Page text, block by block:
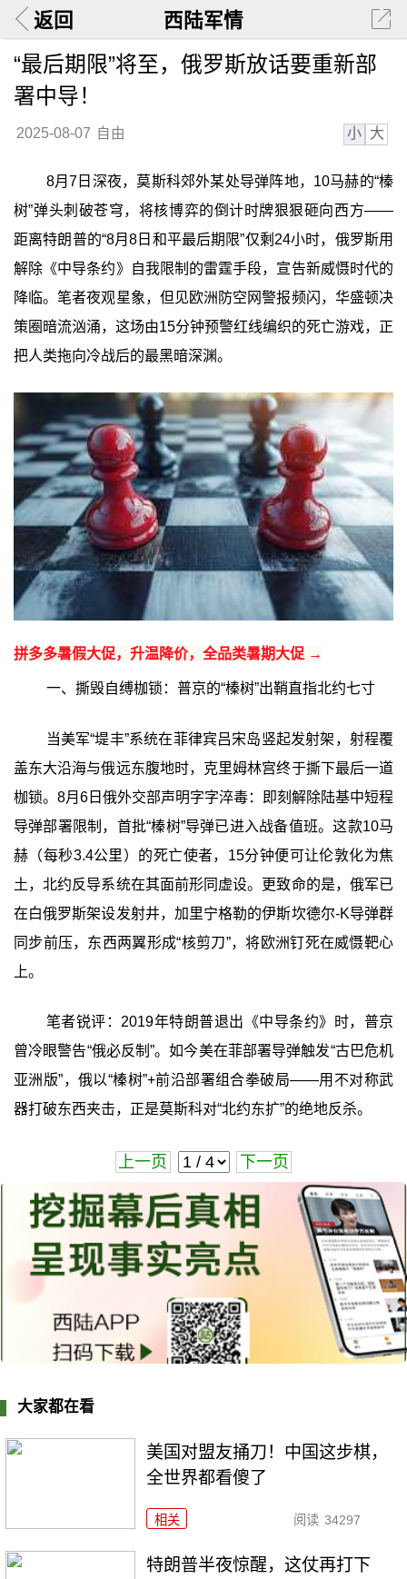
返回 西陆军情
“最后期限”将至，俄罗斯放话要重新部
署中导！
2025-08-07 自由 小 大
8月7日深夜，莫斯科郊外某处导弹阵地，10马赫的“榛
树”弹头刺破苍穹，将核博弈的倒计时牌狠狠砸向西方——
距离特朗普的“8月8日和平最后期限”仅剩24小时，俄罗斯用
解除《中导条约》自我限制的雷霆手段，宣告新威慑时代的
降临。笔者夜观星象，但见欧洲防空网警报频闪，华盛顿决
策圈暗流汹涌，这场由15分钟预警红线编织的死亡游戏，正
把人类拖向冷战后的最黑暗深渊。
拼多多暑假大促，升温降价，全品类暑期大促 →
一、撕毁自缚枷锁：普京的“榛树”出鞘直指北约七寸
当美军“堤丰”系统在菲律宾吕宋岛竖起发射架，射程覆
盖东大沿海与俄远东腹地时，克里姆林宫终于撕下最后一道
枷锁。8月6日俄外交部声明字字淬毒：即刻解除陆基中短程
导弹部署限制，首批“榛树”导弹已进入战备值班。这款10马
赫（每秒3.4公里）的死亡使者，15分钟便可让伦敦化为焦
土，北约反导系统在其面前形同虚设。更致命的是，俄军已
在白俄罗斯架设发射井，加里宁格勒的伊斯坎德尔-K导弹群
同步前压，东西两翼形成“核剪刀”，将欧洲钉死在威慑靶心
上。
笔者锐评：2019年特朗普退出《中导条约》时，普京
曾冷眼警告“俄必反制”。如今美在菲部署导弹触发“古巴危机
亚洲版”，俄以“榛树”+前沿部署组合拳破局——用不对称武
器打破东西夹击，正是莫斯科对“北约东扩”的绝地反杀。
上一页 下一页
大家都在看
美国对盟友捅刀！中国这步棋，
全世界都看傻了
相关 阅读 34297
特朗普半夜惊醒，这仗再打下